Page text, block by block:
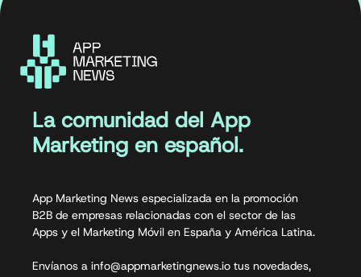
La comunidad del App
Marketing en español.
App Marketing News especializada en la promoción
B2B de empresas relacionadas con el sector de las
Apps y el Marketing Móvil en España y América Latina.
Envíanos a info@appmarketingnews.io tus novedades,